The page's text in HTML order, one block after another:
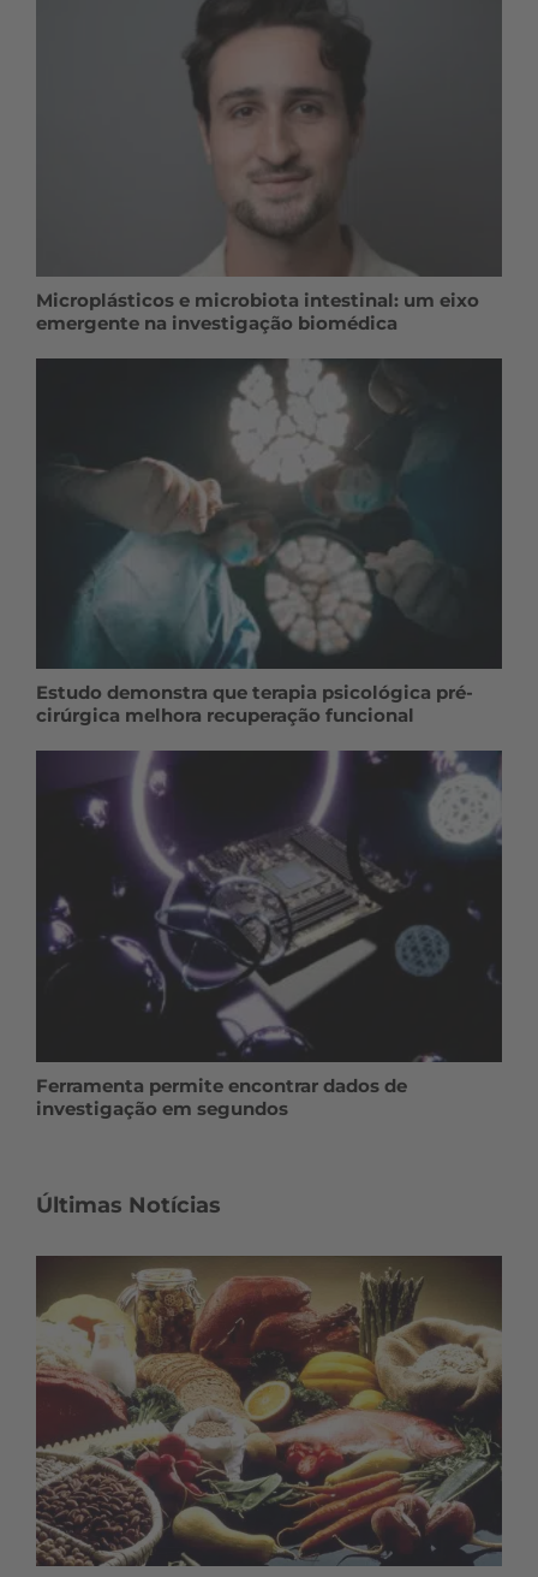
Microplásticos e microbiota intestinal: um eixo
emergente na investigação biomédica
Estudo demonstra que terapia psicológica pré-
cirúrgica melhora recuperação funcional
Ferramenta permite encontrar dados de
investigação em segundos
Últimas Notícias